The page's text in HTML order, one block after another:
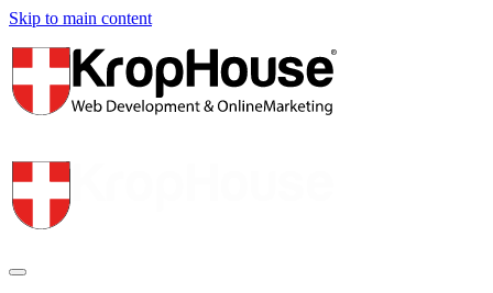
Skip to main content